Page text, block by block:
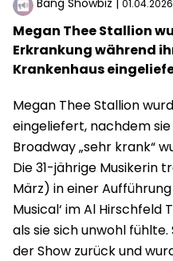
Megan Thee Stallion
Erkrankung während
Krankenhaus
Megan Thee Stallion
eingeliefert, nachdem
Broadway „sehr krank“
Die 31-jährige Musikerin
März) in einer Aufführung
Musical‘ im Al Hirschfeld
als sie sich unwohl
der Show zurück und